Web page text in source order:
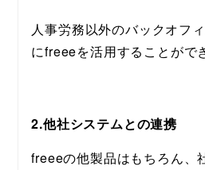
人事労務以外のバックオフ
にfreeeを活用することがで
2.他社システムとの連携
freeeの他製品はもちろん、